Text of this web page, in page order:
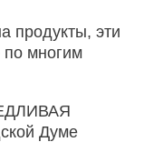
продукты, эти
по многим
Думе